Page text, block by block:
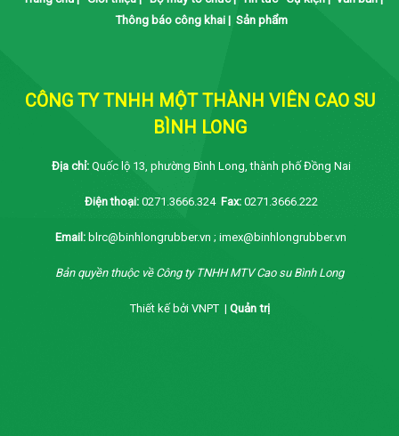
Thông báo công khai| Sản phẩm
CÔNG TY TNHH MỘT THÀNH VIÊN CAO SU
BÌNH LONG
Địa chỉ: Quốc lộ 13, phường Bình Long, thành phố Đồng Nai
Điện thoại:0271.3666.324 Fax: 0271.3666.222
Email: blrc@binhlongrubber.vn ; imex@binhlongrubber.vn
Bản quyền thuộc về Công ty TNHH MTV Cao su Bình Long
Thiết kế bởi VNPT | Quản trị